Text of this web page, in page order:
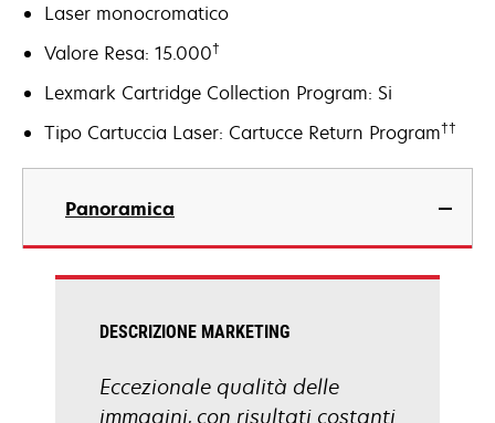
Laser monocromatico
Valore Resa: 15.000†
Lexmark Cartridge Collection Program: Si
Tipo Cartuccia Laser: Cartucce Return Program††
Panoramica
DESCRIZIONE MARKETING
Eccezionale qualità delle
immagini, con risultati costanti